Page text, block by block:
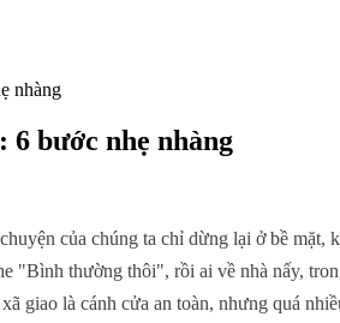
nhàng
6 bước nhẹ nhàng
của chúng ta chỉ dừng lại ở bề
"Bình thường thôi", rồi ai về nhà nấy,
giao là cánh cửa an toàn, nhưng quá